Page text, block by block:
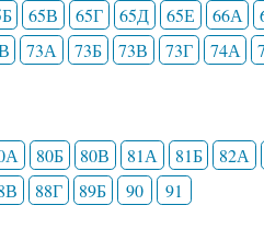
65В 65Г 65Д 65Е 66А
73А 73Б 73В 73Г 74А
80Б 80В 81А 81Б 82А
88Г 89Б 90 91